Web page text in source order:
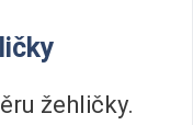
žehličky.